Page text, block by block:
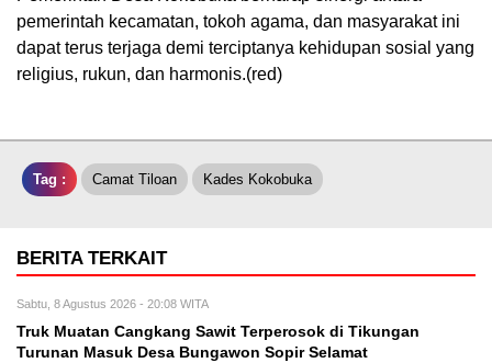
pemerintah kecamatan, tokoh agama, dan masyarakat ini
dapat terus terjaga demi terciptanya kehidupan sosial yang
religius, rukun, dan harmonis.(red)
Tag : Camat Tiloan Kades Kokobuka
BERITA TERKAIT
Sabtu, 8 Agustus 2026 - 20:08 WITA
Truk Muatan Cangkang Sawit Terperosok di Tikungan
Turunan Masuk Desa Bungawon Sopir Selamat